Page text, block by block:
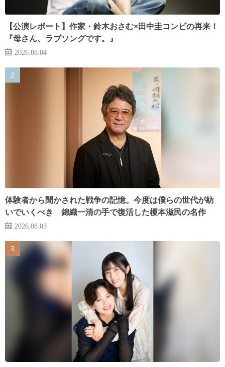
【公演レポート】作家・鈴木おさむ×田中圭コンビの再来！
『母さん、ラブソングです。』
2026.08.04
体験者から聞かされた戦争の記憶。今度は僕らの世代が紡
いでいくべき 錦織一清の手で復活した榎本滋民の名作
2026.08.03